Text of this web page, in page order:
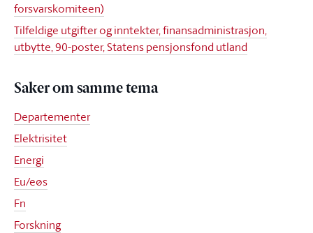
forsvarskomiteen)
Tilfeldige utgifter og inntekter, finansadministrasjon,
utbytte, 90-poster, Statens pensjonsfond utland
Saker om samme tema
Departementer
Elektrisitet
Energi
Eu/eøs
Fn
Forskning